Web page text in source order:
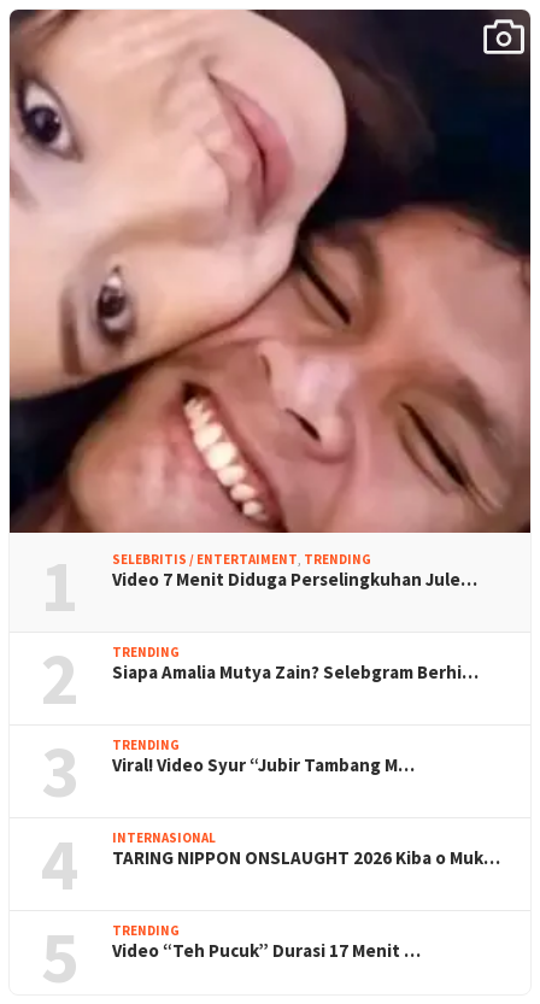
1 SELEBRITIS / ENTERTAIMENT, TRENDING
Video 7 Menit Diduga Perselingkuhan Jule…
2 TRENDING
Siapa Amalia Mutya Zain? Selebgram Berhi…
3 TRENDING
Viral! Video Syur “Jubir Tambang M…
4 INTERNASIONAL
TARING NIPPON ONSLAUGHT 2026 Kiba o Muk…
5 TRENDING
Video “Teh Pucuk” Durasi 17 Menit …